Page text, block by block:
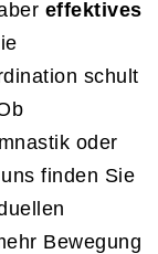
effektives
schult
oder
finden Sie
Bewegung